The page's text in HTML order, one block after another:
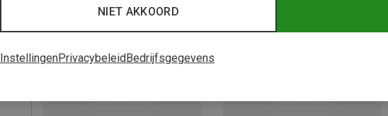
NIET AKKOORD
InstellingenPrivacybeleidBedrijfsgegevens